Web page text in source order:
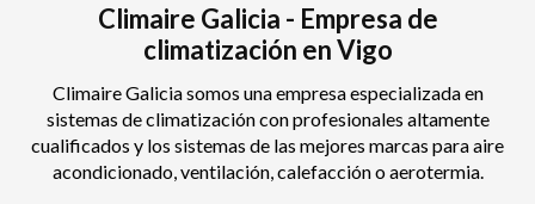
Climaire Galicia - Empresa de
climatización en Vigo
Climaire Galicia somos una empresa especializada en
sistemas de climatización con profesionales altamente
cualificados y los sistemas de las mejores marcas para aire
acondicionado, ventilación, calefacción o aerotermia.